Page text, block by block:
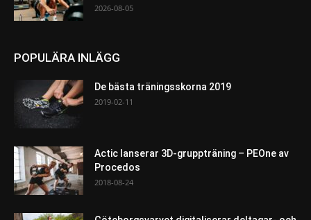
2026-08-05
POPULÄRA INLÄGG
De bästa träningsskorna 2019
2019-02-11
Actic lanserar 3D-gruppträning – PEOne av
Procedos
2018-08-24